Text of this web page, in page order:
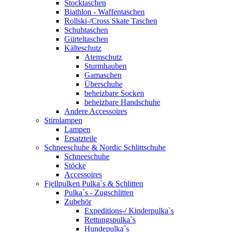
Stocktaschen
Biathlon - Waffentaschen
Rollski-/Cross Skate Taschen
Schuhtaschen
Gürteltaschen
Kälteschutz
Atemschutz
Sturmhauben
Gamaschen
Überschuhe
beheizbare Socken
beheizbare Handschuhe
Andere Accessoires
Stirnlampen
Lampen
Ersatzteile
Schneeschuhe & Nordic Schlittschuhe
Schneeschuhe
Stöcke
Accessoires
Fjellpulken Pulka`s & Schlitten
Pulka`s - Zugschlitten
Zubehör
Expeditions-/ Kinderpulka`s
Rettungspulka`s
Hundepulka`s